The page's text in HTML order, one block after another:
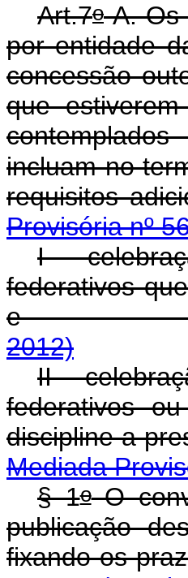
Art.7o-A.Os
por entidade
concessão
que
incluam no
Provisória nº
I -
federativos
2012)
II -
federativos
discipline
Mediada
§ 1oO
publicação
fixando os